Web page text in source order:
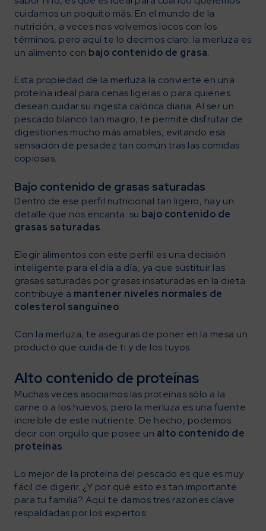
cuidarnos un poquito más. En el mundo de la
nutrición, a veces nos volvemos locos con los
términos, pero aquí te lo decimos claro: la merluza es
un alimento con bajo contenido de grasa.
Esta propiedad de la merluza la convierte en una
proteína ideal para cenas ligeras o para quienes
desean cuidar su ingesta calórica diaria. Al ser un
pescado blanco tan magro, te permite disfrutar de
digestiones mucho más amables, evitando esa
sensación de pesadez tan común tras las comidas
copiosas.
Bajo contenido de grasas saturadas
Dentro de ese perfil nutricional tan ligero, hay un
detalle que nos encanta: su bajo contenido de
grasas saturadas.
Elegir alimentos con este perfil es una decisión
inteligente para el día a día, ya que sustituir las
grasas saturadas por grasas insaturadas en la dieta
contribuye a mantener niveles normales de
colesterol sanguíneo.
Con la merluza, te aseguras de poner en la mesa un
producto que cuida de ti y de los tuyos.
Alto contenido de proteínas
Muchas veces asociamos las proteínas sólo a la
carne o a los huevos, pero la merluza es una fuente
increíble de este nutriente. De hecho, podemos
decir con orgullo que posee un alto contenido de
proteínas.
Lo mejor de la proteína del pescado es que es muy
fácil de digerir. ¿Y por qué esto es tan importante
para tu familia? Aquí te damos tres razones clave
respaldadas por los expertos: